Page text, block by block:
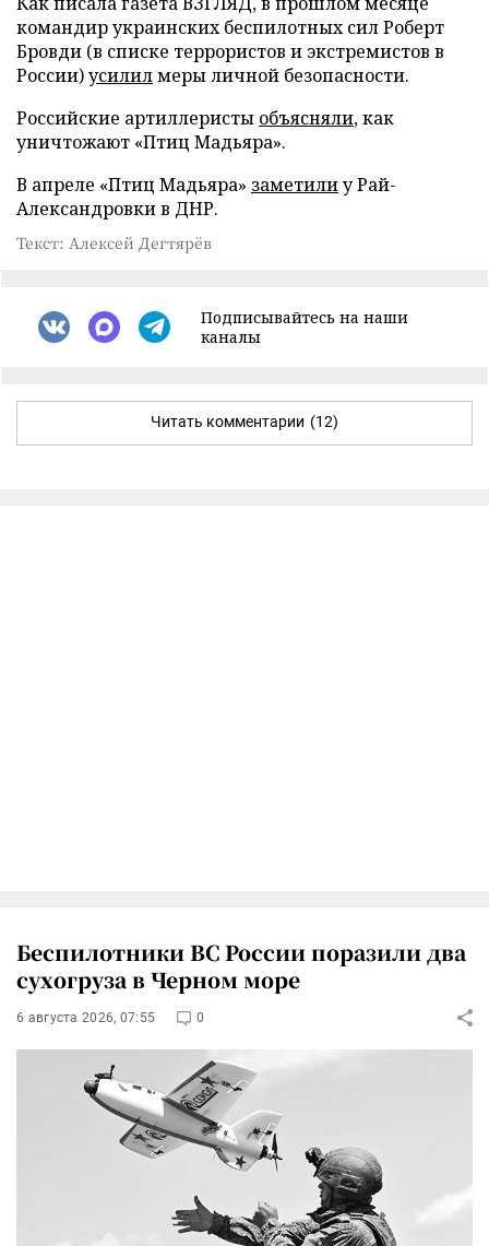
командир украинских беспилотных сил Роберт
Бровди (в списке террористов и экстремистов в
России)усилилмеры личной безопасности.
Российские артиллеристы объясняли, как
уничтожают «Птиц Мадьяра».
В апреле «Птиц Мадьяра» заметилиу Рай-
Александровки в ДНР.
Текст: Алексей Дегтярёв
Подписывайтесь на наши
каналы
Читать комментарии (12)
Беспилотники ВС России поразили два
сухогруза в Черном море
6 августа 2026, 07:55 0